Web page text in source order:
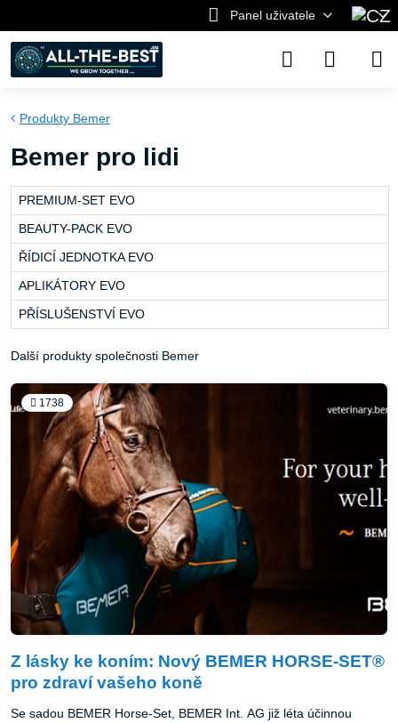
Panel uživatele
Produkty Bemer
Bemer pro lidi
PREMIUM-SET EVO
BEAUTY-PACK EVO
ŘÍDICÍ JEDNOTKA EVO
APLIKÁTORY EVO
PŘÍSLUŠENSTVÍ EVO
Další produkty společnosti Bemer
1738
Z lásky ke koním: Nový BEMER HORSE-SET®
pro zdraví vašeho koně
Se sadou BEMER Horse-Set, BEMER Int. AG již léta účinnou